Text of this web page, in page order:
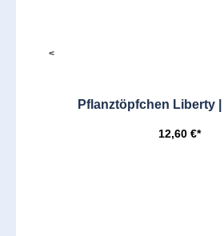
<
Pflanztöpfchen Liberty
12,60 €*